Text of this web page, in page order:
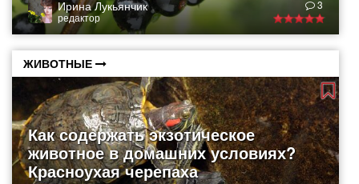
Ирина Лукьянчик
редактор
3
ЖИВОТНЫЕ
Как содержать экзотическое
животное в домашних условиях?
Красноухая черепаха